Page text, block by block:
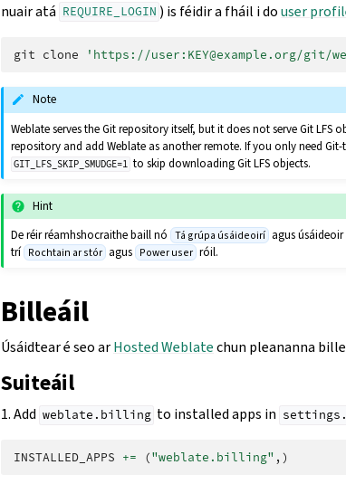
nuair atá REQUIRE_LOGIN ) is féidir a fháil i douser
git clone 'https://user:KEY@example.org/git/
Note
Weblate serves the Git repository itself, but it does not serve Git LFS
repository and add Weblate as another remote. If you only need
GIT_LFS_SKIP_SMUDGE=1 to skip downloading Git LFS objects.
Hint
De réir réamhshocraithe baill nó Tá grúpa úsáideoirí agus
trí Rochtain ar stór agus Power user róil.
Billeáil
Úsáidtear é seo arHosted Weblatechun pleananna
Suiteáil
1. Add weblate.billing to installed apps in
INSTALLED_APPS += ("weblate.billing" ,)